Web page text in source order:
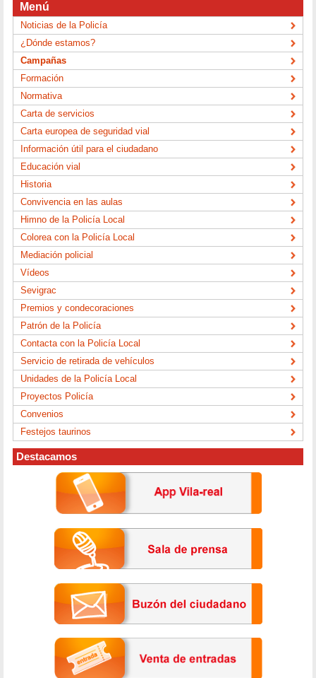
Menú
Noticias de la Policía
¿Dónde estamos?
Campañas
Formación
Normativa
Carta de servicios
Carta europea de seguridad vial
Información útil para el ciudadano
Educación vial
Historia
Convivencia en las aulas
Himno de la Policía Local
Colorea con la Policía Local
Mediación policial
Vídeos
Sevigrac
Premios y condecoraciones
Patrón de la Policía
Contacta con la Policía Local
Servicio de retirada de vehículos
Unidades de la Policía Local
Proyectos Policía
Convenios
Festejos taurinos
Destacamos